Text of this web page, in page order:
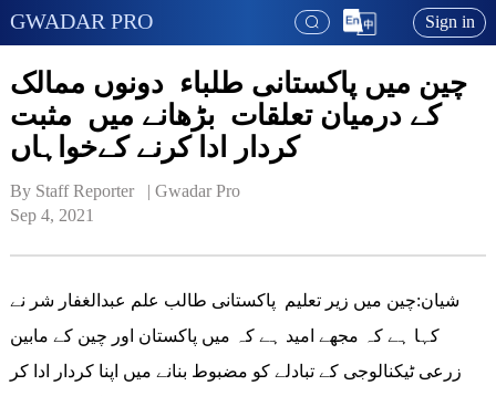
GWADAR PRO Sign in
چین میں پاکستانی طلباء دونوں ممالک
کے درمیان تعلقات بڑھانے میں مثبت
کردار ادا کرنے کےخواہاں
By Staff Reporter   | Gwadar Pro
Sep 4, 2021
شیان:چین میں زیر تعلیم پاکستانی طالب علم عبدالغفار شر نے
کہا ہے کہ مجھے امید ہے کہ میں پاکستان اور چین کے مابین
زرعی ٹیکنالوجی کے تبادلے کو مضبوط بنانے میں اپنا کردار ادا کر